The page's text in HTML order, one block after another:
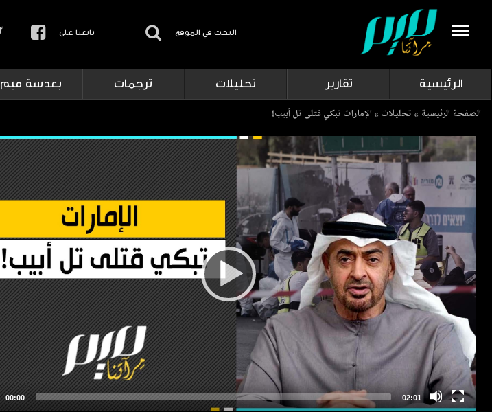
البحث في الموقع تابعنا على
الرئيسية تقارير تحليلات ترجمات بعدسة ميم
Breadcrumb
الصفحة الرئيسية تحليلات الإمارات تبكي قتلى تل أبيب!